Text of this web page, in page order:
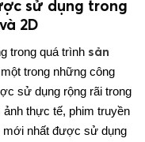
sử dụng trong
2D
trong quá trình sản
một trong những công
sử dụng rộng rãi trong
thực tế, phim truyền
mới nhất được sử dụng